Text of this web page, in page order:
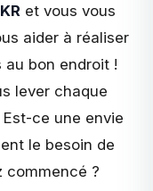
et vous vous
aider à réaliser
au bon endroit !
lever chaque
ce une envie
le besoin de
commencé ?